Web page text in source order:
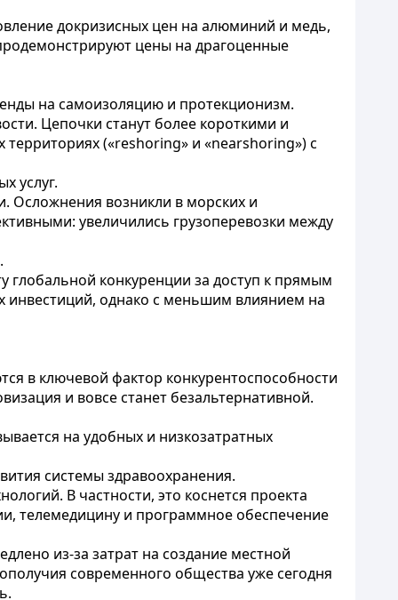
докризисных цен на алюминий и медь,
цены на драгоценные
на самоизоляцию и протекционизм.
Цепочки станут более короткими и
(«reshoring» и «nearshoring») с
услуг.
Осложнения возникли в морских и
увеличились грузоперевозки между
конкуренции за доступ к прямым
инвестиций, однако с меньшим влиянием на
в ключевой фактор конкурентоспособности
и вовсе станет безальтернативной.
на удобных и низкозатратных
системы здравоохранения.
В частности, это коснется проекта
телемедицину и программное обеспечение
из-за затрат на создание местной
современного общества уже сегодня